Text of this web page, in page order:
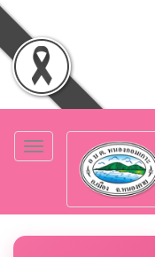
Toggle
navigation